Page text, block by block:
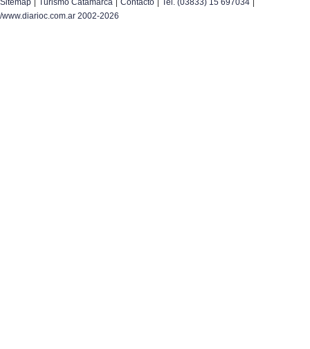
Sitemap Turismo Catamarca Contacto Tel. (03833) 15 697034
/www.diarioc.com.ar 2002-2026